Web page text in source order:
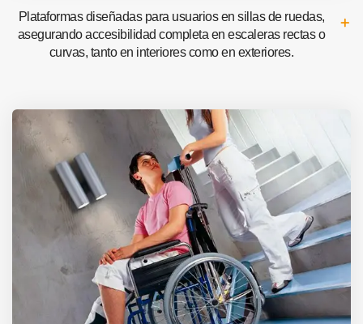
Plataformas diseñadas para usuarios en sillas de ruedas,
asegurando accesibilidad completa en escaleras rectas o
curvas, tanto en interiores como en exteriores.